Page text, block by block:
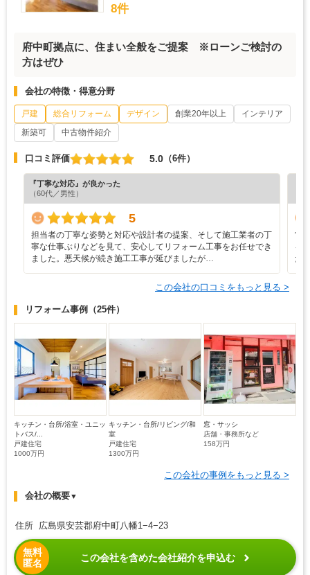
8件
府中町拠点に、住まい全般をご提案 ※ローンご検討の
方はぜひ
会社の特徴・得意分野
戸建 総合リフォーム デザイン 創業20年以上
インテリア
新築可
中古物件紹介
口コミ評価 5.0 （6件）
『丁寧な対応』が良かった
（60代／男性）
5
担当者の丁寧な姿勢と対応や設計者の提案、そして施工業者の丁
寧な仕事ぶりなどを見て、安心してリフォーム工事をお任せでき
ました。悪天候が続き施工工事が延びましたが…
営
を
だ
この会社の口コミをもっと見る >
リフォーム事例 （25件）
キッチン・台所/浴室・ユニッ
トバス/...
戸建住宅
1000万円
キッチン・台所/リビング/和
室
戸建住宅
1300万円
窓・サッシ
店舗・事務所など
158万円
この会社の事例をもっと見る >
会社の概要▼
住所 広島県安芸郡府中町八幡1−4−23
無料
匿名
この会社を含めた会社紹介を申込む